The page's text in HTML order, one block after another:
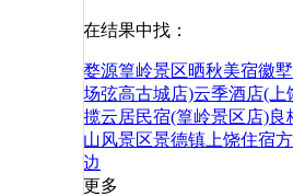
在结果中找：
婺源篁岭景区晒秋美宿徽
场弦高古城店)云季酒店(上
揽云居民宿(篁岭景区店)良
山风景区景德镇 上饶住宿
边
更多